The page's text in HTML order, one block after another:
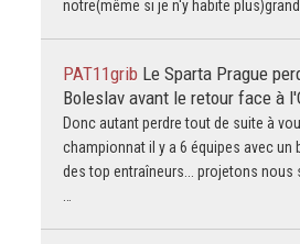
notre(même si je n'y habite
PAT11grib Le Sparta Prague
Boleslav avant le retour face à
Donc autant perdre tout de suite à
championnat il y a 6 équipes avec un
des top entraîneurs... projetons nous
…